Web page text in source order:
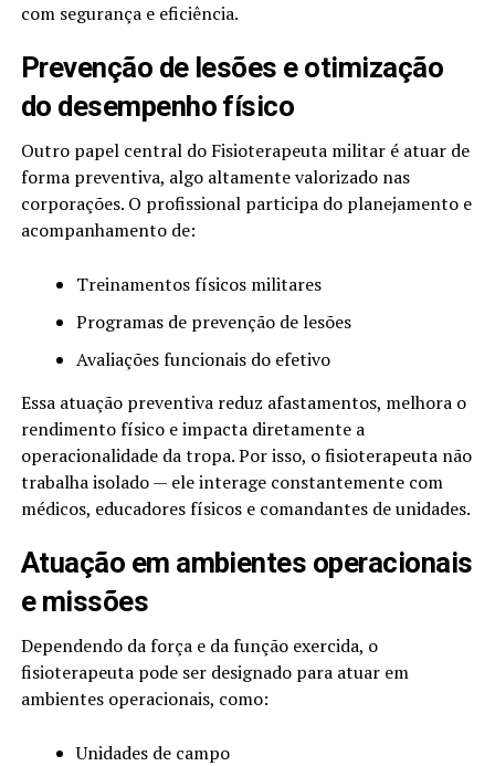
com segurança e eficiência.
Prevenção de lesões e otimização
do desempenho físico
Outro papel central do Fisioterapeuta militar é atuar de
forma preventiva, algo altamente valorizado nas
corporações. O profissional participa do planejamento e
acompanhamento de:
Treinamentos físicos militares
Programas de prevenção de lesões
Avaliações funcionais do efetivo
Essa atuação preventiva reduz afastamentos, melhora o
rendimento físico e impacta diretamente a
operacionalidade da tropa. Por isso, o fisioterapeuta não
trabalha isolado — ele interage constantemente com
médicos, educadores físicos e comandantes de unidades.
Atuação em ambientes operacionais
e missões
Dependendo da força e da função exercida, o
fisioterapeuta pode ser designado para atuar em
ambientes operacionais, como:
Unidades de campo